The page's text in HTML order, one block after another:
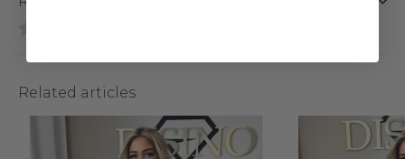
Related articles